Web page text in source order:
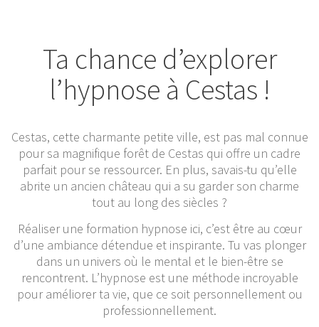
Ta chance d’explorer
l’hypnose à Cestas !
Cestas, cette charmante petite ville, est pas mal connue
pour sa magnifique forêt de Cestas qui offre un cadre
parfait pour se ressourcer. En plus, savais-tu qu’elle
abrite un ancien château qui a su garder son charme
tout au long des siècles ?
Réaliser une formation hypnose ici, c’est être au cœur
d’une ambiance détendue et inspirante. Tu vas plonger
dans un univers où le mental et le bien-être se
rencontrent. L’hypnose est une méthode incroyable
pour améliorer ta vie, que ce soit personnellement ou
professionnellement.